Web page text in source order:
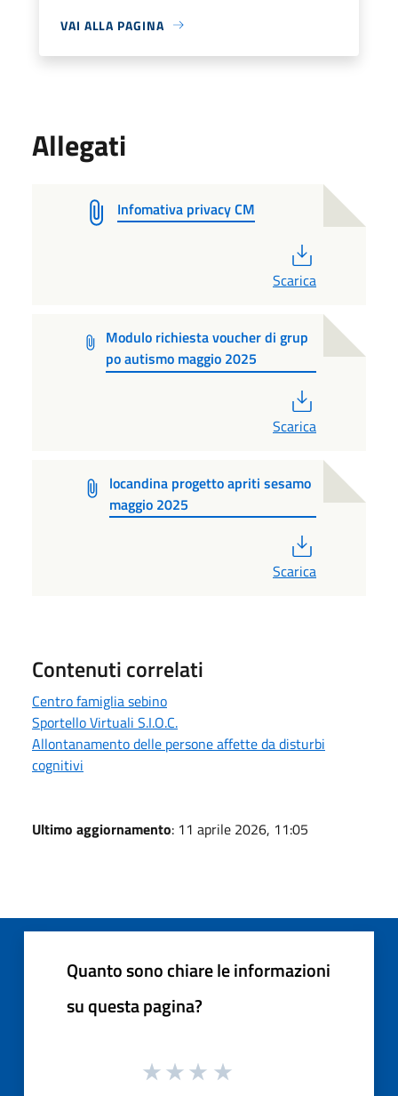
VAI ALLA PAGINA
Allegati
Infomativa privacy CM
Scarica
Modulo richiesta voucher di grup
po autismo maggio 2025
Scarica
locandina progetto apriti sesamo
maggio 2025
Scarica
Contenuti correlati
Centro famiglia sebino
Sportello Virtuali S.I.O.C.
Allontanamento delle persone affette da disturbi
cognitivi
Ultimo aggiornamento: 11 aprile 2026, 11:05
Quanto sono chiare le informazioni
su questa pagina?